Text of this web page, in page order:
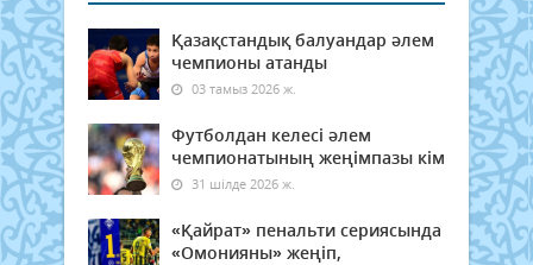
Қазақстандық балуандар әлем
чемпионы атанды
03 тамыз 2026 ж.
Футболдан келесі әлем
чемпионатының жеңімпазы кім
31 шілде 2026 ж.
«Қайрат» пенальти сериясында
«Омонияны» жеңіп,